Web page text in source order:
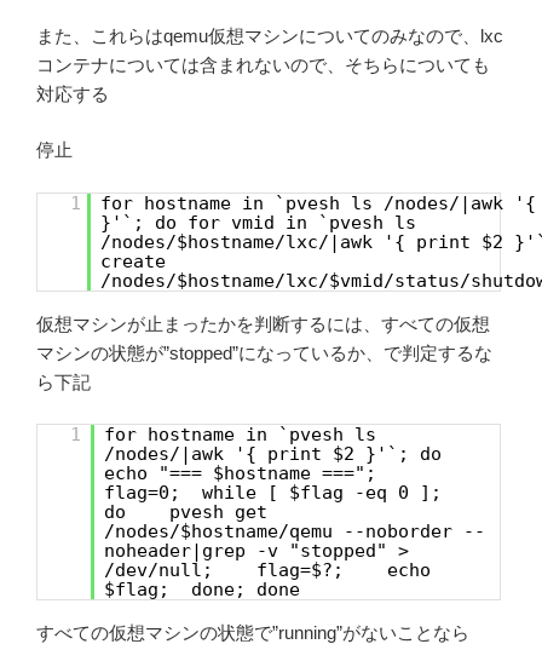
また、これらはqemu仮想マシンについてのみなので、lxc
コンテナについては含まれないので、そちらについても
対応する
停止
1
for hostname in `pvesh ls /nodes/|awk
}'`; do for vmid in `pvesh ls
/nodes/$hostname/lxc/|awk '{ print $2
create
/nodes/$hostname/lxc/$vmid/status/
仮想マシンが止まったかを判断するには、すべての仮想
マシンの状態が”stopped”になっているか、で判定するな
ら下記
1
for hostname in `pvesh ls
/nodes/|awk '{ print $2 }'`; do
echo "=== $hostname ===";
flag=0; while [ $flag -eq 0 ];
do pvesh get
/nodes/$hostname/qemu --noborder --
noheader|grep -v "stopped" >
/dev/null; flag=$?; echo
$flag; done; done
すべての仮想マシンの状態で”running”がないことなら